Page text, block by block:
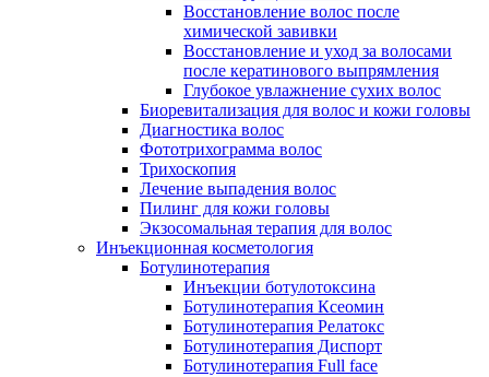
Восстановление волос после
химической завивки
Восстановление и уход за волосами
после кератинового выпрямления
Глубокое увлажнение сухих волос
Биоревитализация для волос и кожи головы
Диагностика волос
Фототрихограмма волос
Трихоскопия
Лечение выпадения волос
Пилинг для кожи головы
Экзосомальная терапия для волос
Инъекционная косметология
Ботулинотерапия
Инъекции ботулотоксина
Ботулинотерапия Ксеомин
Ботулинотерапия Релатокс
Ботулинотерапия Диспорт
Ботулинотерапия Full face